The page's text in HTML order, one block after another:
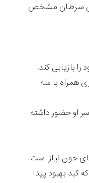
سرطان مشخص
بازیابی کند.
همراه با سه
او حضور داشته
خون نیاز است.
بهبود پیدا